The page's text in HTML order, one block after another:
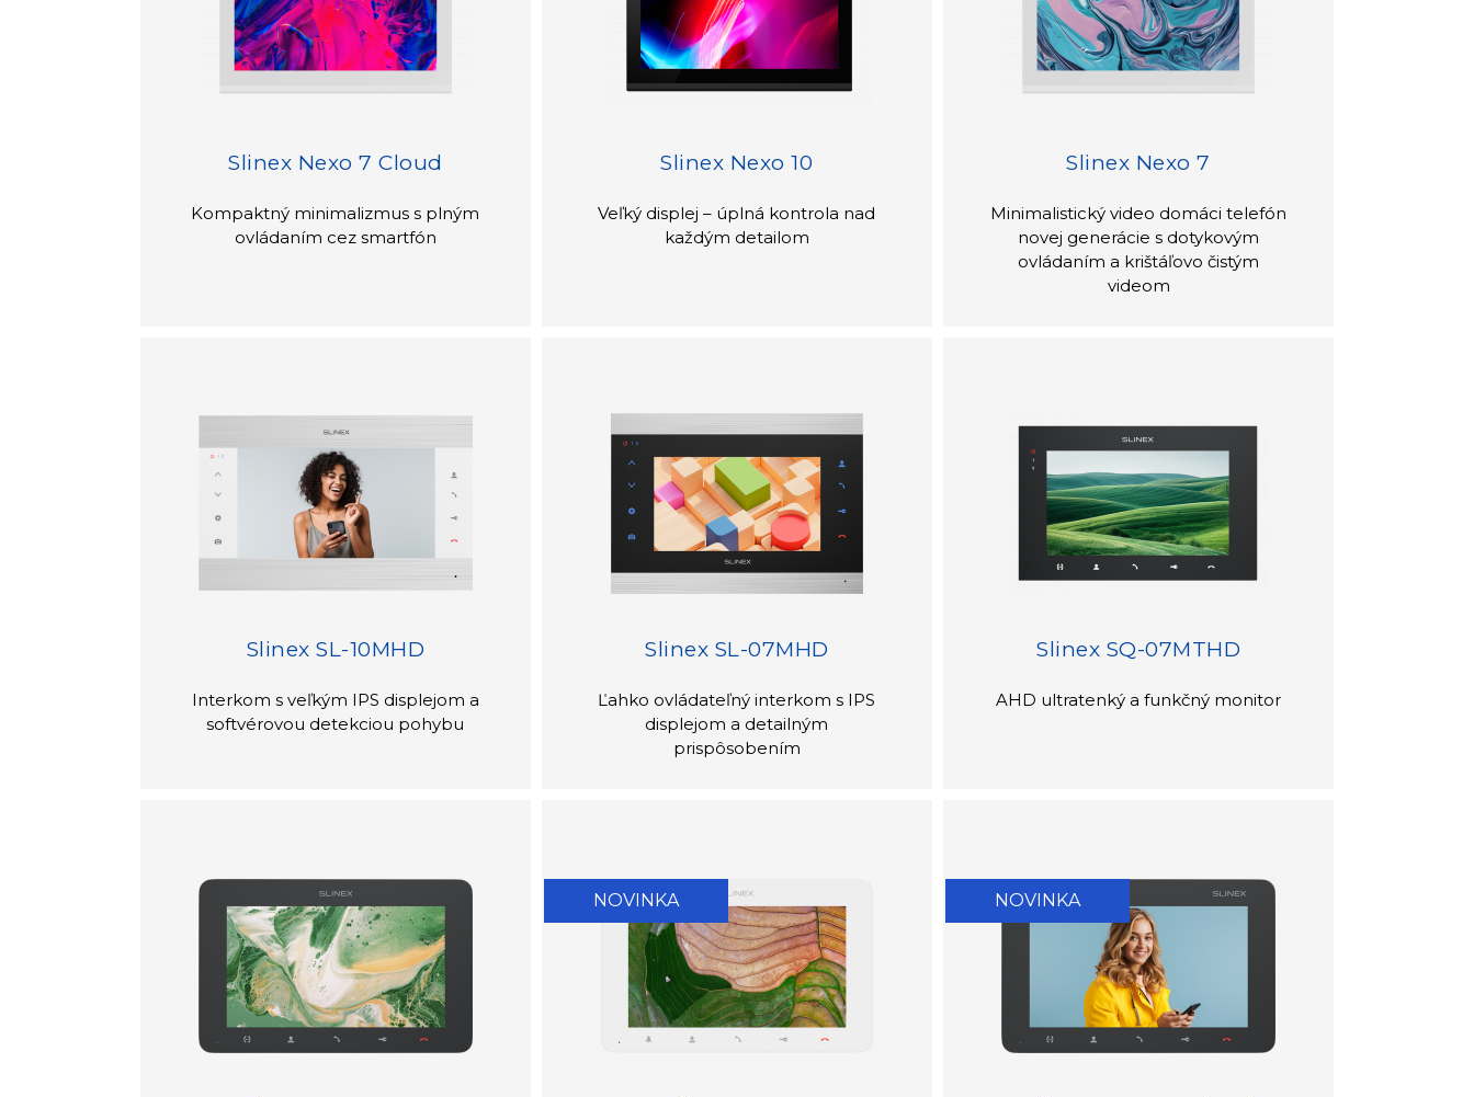
Slinex Nexo 7 Cloud
Kompaktný minimalizmus s plným
ovládaním cez smartfón
Slinex Nexo 10
Veľký displej – úplná kontrola nad
každým detailom
Slinex Nexo 7
Minimalistický video domáci telefón
novej generácie s dotykovým
ovládaním a krištáľovo čistým
videom
Slinex SL-10MHD
Interkom s veľkým IPS displejom a
softvérovou detekciou pohybu
Slinex SL-07MHD
Ľahko ovládateľný interkom s IPS
displejom a detailným
prispôsobením
Slinex SQ-07MTHD
AHD ultratenký a funkčný monitor
NOVINKA NOVINKA